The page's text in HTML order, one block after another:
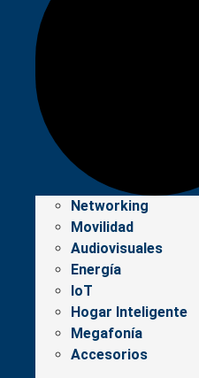
Networking
Movilidad
Audiovisuales
Energía
IoT
Hogar Inteligente
Megafonía
Accesorios